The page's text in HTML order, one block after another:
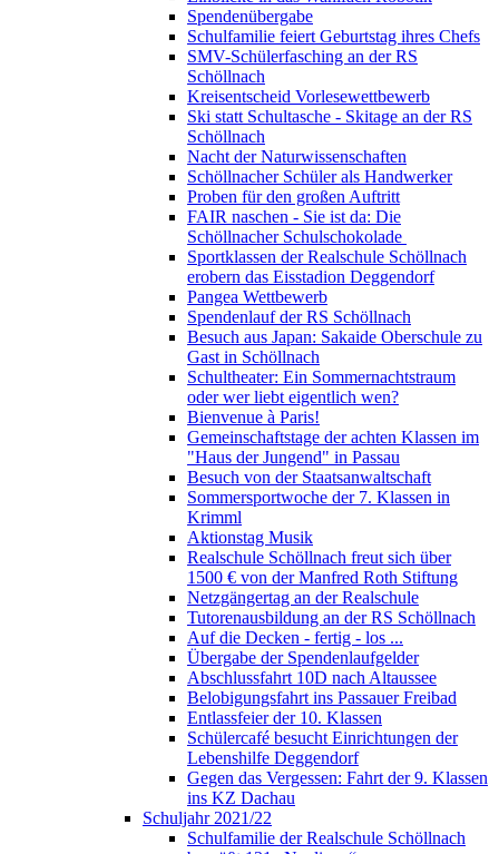
Spendenübergabe
Schulfamilie feiert Geburtstag ihres Chefs
SMV-Schülerfasching an der RS
Schöllnach
Kreisentscheid Vorlesewettbewerb
Ski statt Schultasche - Skitage an der RS
Schöllnach
Nacht der Naturwissenschaften
Schöllnacher Schüler als Handwerker
Proben für den großen Auftritt
FAIR naschen - Sie ist da: Die
Schöllnacher Schulschokolade
Sportklassen der Realschule Schöllnach
erobern das Eisstadion Deggendorf
Pangea Wettbewerb
Spendenlauf der RS Schöllnach
Besuch aus Japan: Sakaide Oberschule zu
Gast in Schöllnach
Schultheater: Ein Sommernachtstraum
oder wer liebt eigentlich wen?
Bienvenue à Paris!
Gemeinschaftstage der achten Klassen im
"Haus der Jungend" in Passau
Besuch von der Staatsanwaltschaft
Sommersportwoche der 7. Klassen in
Krimml
Aktionstag Musik
Realschule Schöllnach freut sich über
1500 € von der Manfred Roth Stiftung
Netzgängertag an der Realschule
Tutorenausbildung an der RS Schöllnach
Auf die Decken - fertig - los ...
Übergabe der Spendenlaufgelder
Abschlussfahrt 10D nach Altaussee
Belobigungsfahrt ins Passauer Freibad
Entlassfeier der 10. Klassen
Schülercafé besucht Einrichtungen der
Lebenshilfe Deggendorf
Gegen das Vergessen: Fahrt der 9. Klassen
ins KZ Dachau
Schuljahr 2021/22
Schulfamilie der Realschule Schöllnach